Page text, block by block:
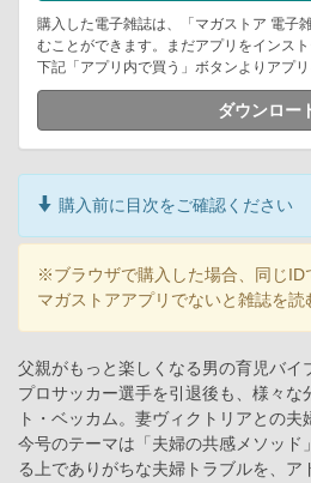
購入した電子雑誌は、「マガストア 電子
むことができます。まだアプリをインス
下記「アプリ内で買う」ボタンよりアプ
ダウンロー
購入前に目次をご確認ください
※ブラウザで購入した場合、同じID
マガストアアプリでないと雑誌を読
父親がもっと楽しくなる男の育児バイ
プロサッカー選手を引退後も、様々な
ト・ベッカム。妻ヴィクトリアとの夫
今号のテーマは「夫婦の共感メソッド
る上でありがちな夫婦トラブルを、ア